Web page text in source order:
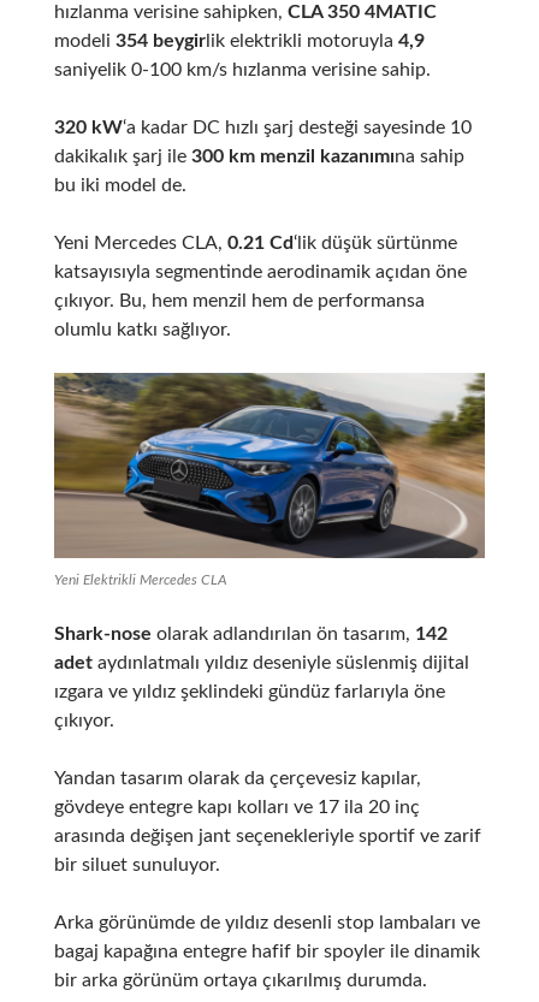
hızlanma verisine sahipken, CLA 350 4MATIC
modeli 354 beygirlik elektrikli motoruyla 4,9
saniyelik 0-100 km/s hızlanma verisine sahip.
320 kW‘a kadar DC hızlı şarj desteği sayesinde 10
dakikalık şarj ile 300 km menzil kazanımına sahip
bu iki model de.
Yeni Mercedes CLA, 0.21 Cd‘lik düşük sürtünme
katsayısıyla segmentinde aerodinamik açıdan öne
çıkıyor. Bu, hem menzil hem de performansa
olumlu katkı sağlıyor.
Yeni Elektrikli Mercedes CLA
Shark-nose olarak adlandırılan ön tasarım, 142
adetaydınlatmalı yıldız deseniyle süslenmiş dijital
ızgara ve yıldız şeklindeki gündüz farlarıyla öne
çıkıyor.
Yandan tasarım olarak da çerçevesiz kapılar,
gövdeye entegre kapı kolları ve 17 ila 20 inç
arasında değişen jant seçenekleriyle sportif ve zarif
bir siluet sunuluyor.
Arka görünümde de yıldız desenli stop lambaları ve
bagaj kapağına entegre hafif bir spoyler ile dinamik
bir arka görünüm ortaya çıkarılmış durumda.